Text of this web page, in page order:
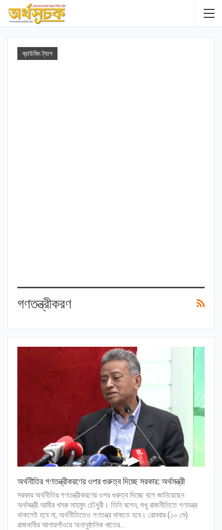
ব্রাউজিং ট্যাগ
গণতন্ত্রীকরণ
অর্থনীতির গণতন্ত্রীকরণের ওপর গুরুত্ব দিচ্ছে সরকার: অর্থমন্ত্রী
সরকার অর্থনীতির গণতন্ত্রীকরণের ওপর গুরুত্ব দিচ্ছে বলে জানিয়েছেন
অর্থমন্ত্রী আমীর খসরু মাহমুদ চৌধুরী। তিনি বলেন, শুধু রাজনীতিতে গণতন্ত্র
থাকলেই হবে না, অর্থনীতিতেও গণতন্ত্র থাকতে হবে। রোববার (১০ মে)
রাজধানীর আগারগাঁওয়ে অনানুষ্ঠানিক খাতের…